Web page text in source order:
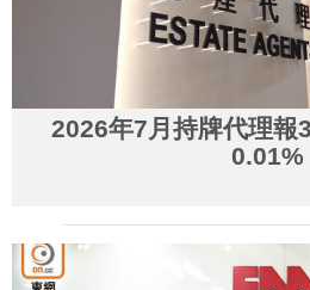
2026年7月持牌代理報
0.01%